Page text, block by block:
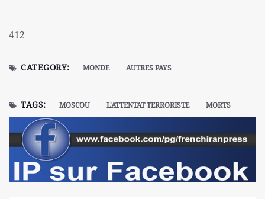
412
CATEGORY: MONDE AUTRES PAYS
TAGS: MOSCOU L'ATTENTAT TERRORISTE MORTS